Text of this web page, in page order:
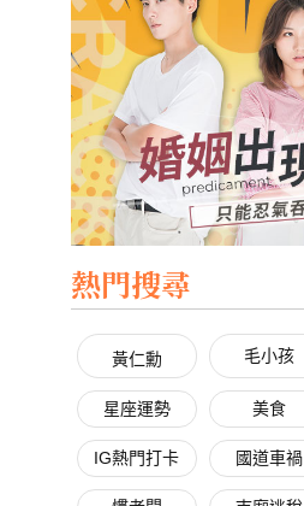
熱門搜尋
黃仁勳 毛小孩
星座運勢 美食
IG熱門打卡 國道車禍